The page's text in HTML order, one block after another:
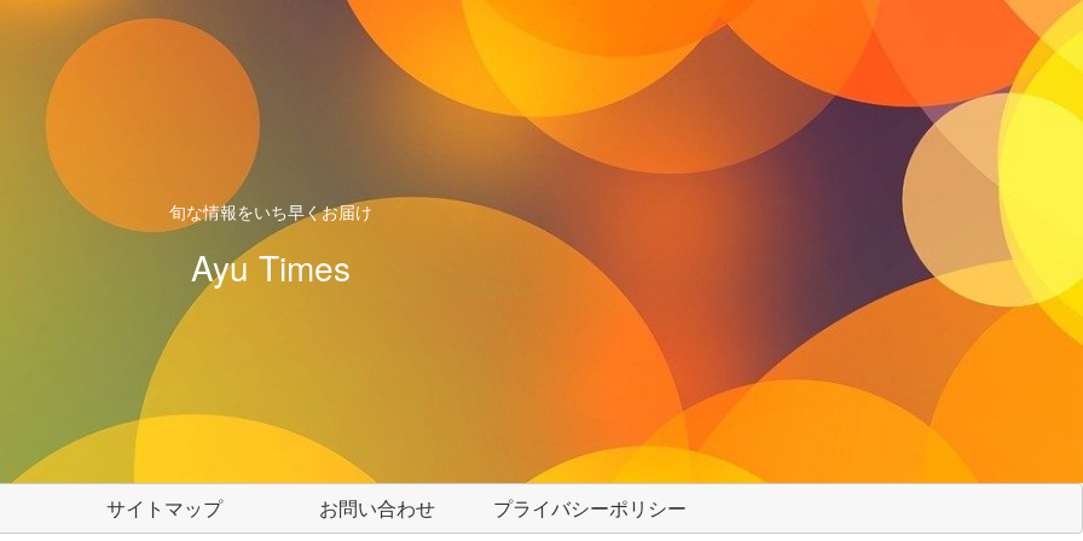
旬な情報をいち早くお届け
Ayu Times
サイトマップ お問い合わせ プライバシーポリシー